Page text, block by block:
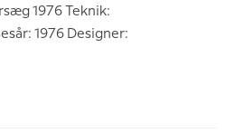
1976 Teknik:
1976 Designer: